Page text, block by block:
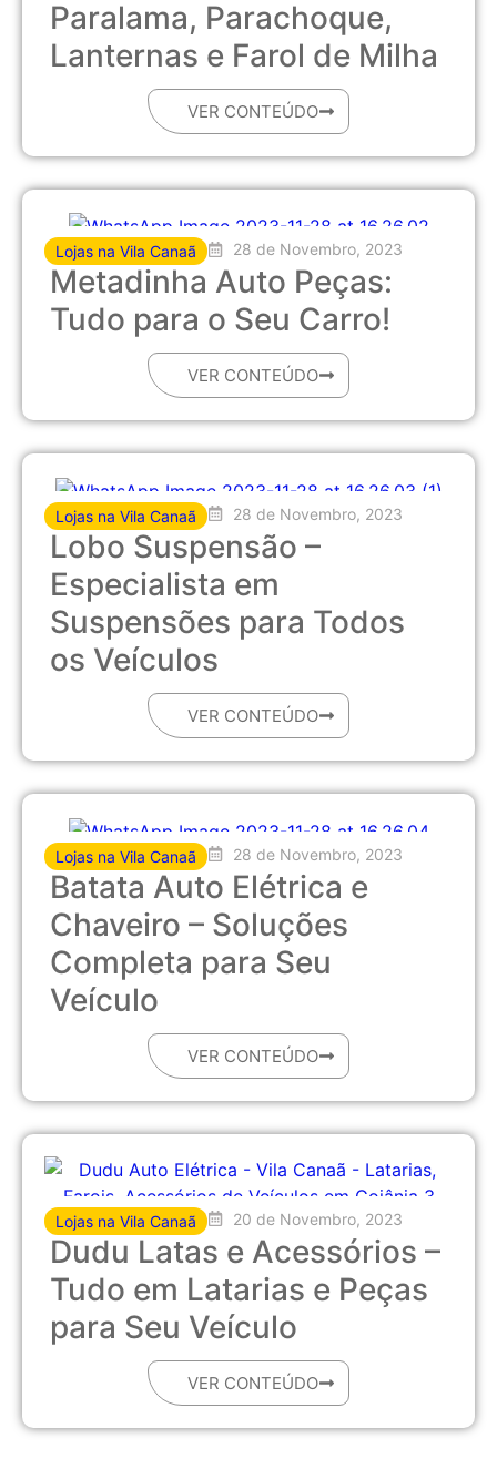
Paralama, Parachoque,
Lanternas e Farol de Milha
VER CONTEÚDO
Lojas na Vila Canaã 28 de Novembro, 2023
Metadinha Auto Peças:
Tudo para o Seu Carro!
VER CONTEÚDO
Lojas na Vila Canaã 28 de Novembro, 2023
Lobo Suspensão –
Especialista em
Suspensões para Todos
os Veículos
VER CONTEÚDO
Lojas na Vila Canaã 28 de Novembro, 2023
Batata Auto Elétrica e
Chaveiro – Soluções
Completa para Seu
Veículo
VER CONTEÚDO
Lojas na Vila Canaã 20 de Novembro, 2023
Dudu Latas e Acessórios –
Tudo em Latarias e Peças
para Seu Veículo
VER CONTEÚDO